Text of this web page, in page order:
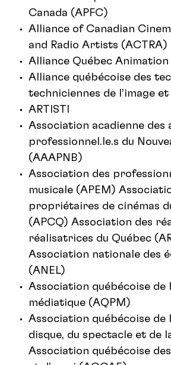
Canada (APFC)
Alliance of Canadian
and Radio Artists (ACTRA)
Alliance Québec
Alliance québécoise des
techniciennes de l’image
ARTISTI
Association acadienne des
professionnel.le.s du
(AAAPNB)
Association des
musicale (APEM)
propriétaires de cinémas
(APCQ) Association des
réalisatrices du Québec
Association nationale des
(ANEL)
Association québécoise
médiatique (AQPM)
Association québécoise de
disque, du spectacle et de
Association québécoise